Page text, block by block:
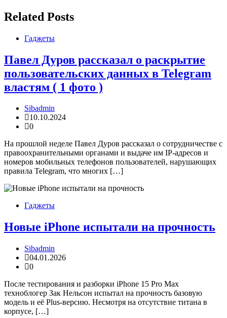
Related Posts
Гаджеты
Павел Дуров рассказал о раскрытие
пользовательских данных в Telegram
властям ( 1 фото )
Sibadmin
10.10.2024
0
На прошлой неделе Павел Дуров рассказал о сотрудничестве с
правоохранительными органами и выдаче им IP-адресов и
номеров мобильных телефонов пользователей, нарушающих
правила Telegram, что многих […]
Гаджеты
Новые iPhone испытали на прочность
Sibadmin
04.01.2026
0
После тестирования и разборки iPhone 15 Pro Max
техноблогер Зак Нельсон испытал на прочность базовую
модель и её Plus-версию. Несмотря на отсутствие титана в
корпусе, […]